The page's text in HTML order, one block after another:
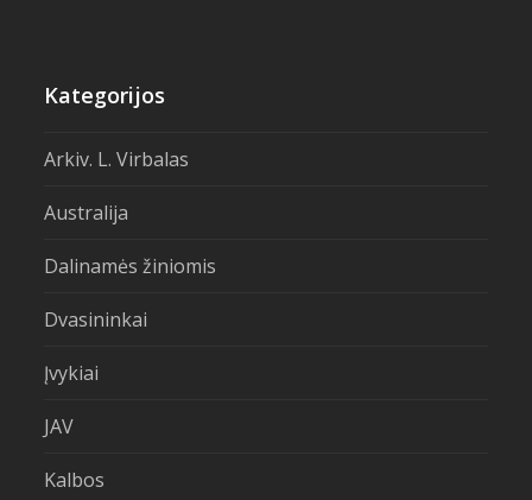
Kategorijos
Arkiv. L. Virbalas
Australija
Dalinamės žiniomis
Dvasininkai
Įvykiai
JAV
Kalbos